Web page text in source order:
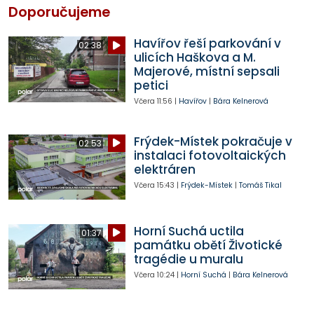
Doporučujeme
02:38
Havířov řeší parkování v
ulicích Haškova a M.
Majerové, místní sepsali
petici
Včera 11:56 | Havířov| Bára Kelnerová
02:53
Frýdek-Místek pokračuje v
instalaci fotovoltaických
elektráren
Včera 15:43 | Frýdek-Místek| Tomáš Tikal
01:37
Horní Suchá uctila
památku obětí Životické
tragédie u muralu
Včera 10:24| Horní Suchá | Bára Kelnerová